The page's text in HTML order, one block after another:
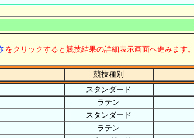
をクリックすると競技結果の詳細表示画面へ進みます。
競技種別
スタンダード
ラテン
スタンダード
ラテン